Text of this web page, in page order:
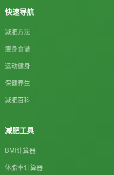
快速导航
减肥方法
瘦身食谱
运动健身
保健养生
减肥百科
减肥工具
BMI计算器
体脂率计算器